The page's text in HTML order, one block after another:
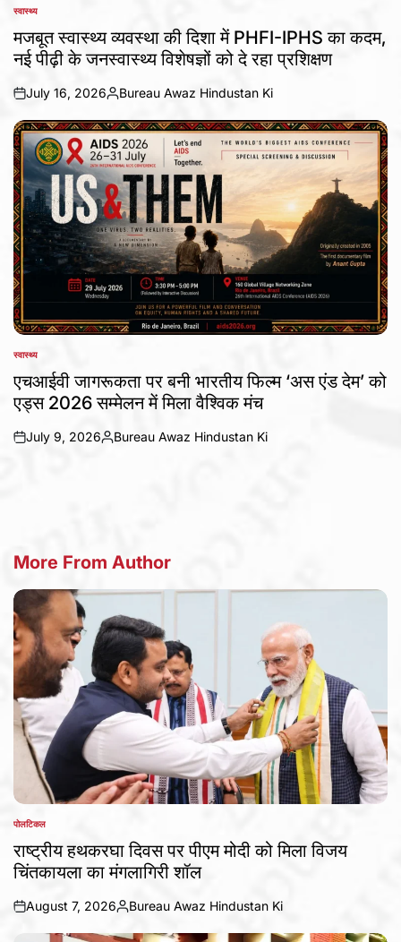
POSTED
स्वास्थ्य
मजबूत स्वास्थ्य व्यवस्था की दिशा में PHFI-IPHS का कदम,
नई पीढ़ी के जनस्वास्थ्य विशेषज्ञों को दे रहा प्रशिक्षण
on
July 16, 2026
Posted
by
Bureau Awaz Hindustan Ki
POSTED
स्वास्थ्य
एचआईवी जागरूकता पर बनी भारतीय फिल्म ‘अस एंड देम’ को
एड्स 2026 सम्मेलन में मिला वैश्विक मंच
on
July 9, 2026
Posted
Bureau Awaz Hindustan Ki
More From Author
POSTED
पोलटिकल
राष्ट्रीय हथकरघा दिवस पर पीएम मोदी को मिला विजय
चिंतकायला का मंगलागिरी शॉल
on
August 7, 2026
Posted
by
Bureau Awaz Hindustan Ki